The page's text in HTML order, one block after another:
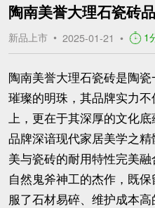
陶南美誉大理石瓷砖
新品上市 • 2025-01-21 • 1
陶南美誉大理石瓷砖是陶
璀璨的明珠，其品牌实力
上，更在于其深厚的文化
品牌深谙现代家居美学之
美与瓷砖的耐用特性完美
自然鬼斧神工的杰作，既
服了石材易碎、维护成本